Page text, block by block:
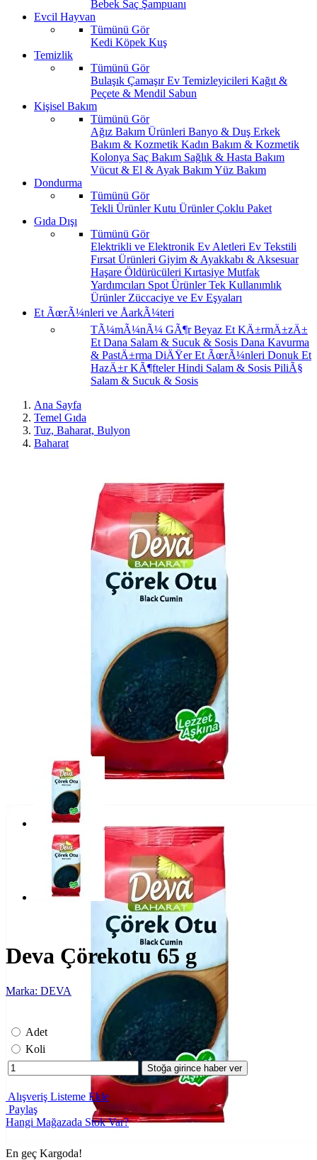
Bebek Saç Şampuanı
Evcil Hayvan
Tümünü Gör
Kedi Köpek Kuş
Temizlik
Tümünü Gör
Bulaşık ÇamaşırEv Temizleyicileri Kağıt &
Peçete & Mendil Sabun
Kişisel Bakım
Tümünü Gör
Ağız Bakım Ürünleri Banyo & Duş Erkek
Bakım & Kozmetik Kadın Bakım & Kozmetik
Kolonya Saç Bakım Sağlık & Hasta Bakım
Vücut & El & Ayak BakımYüz Bakım
Dondurma
Tümünü Gör
Tekli ÜrünlerKutu ÜrünlerÇoklu Paket
Gıda Dışı
Tümünü Gör
Elektrikli ve Elektronik Ev Aletleri Ev Tekstili
Fırsat Ürünleri Giyim & Ayakkabı & Aksesuar
Haşare Öldürücüleri Kırtasiye Mutfak
Yardımcıları Spot ÜrünlerTek Kullanımlık
Ürünler Züccaciye ve Ev Eşyaları
Et ÃœrÃ¼nleri ve ÅarkÃ¼teri
TÃ¼mÃ¼nÃ¼ GÃ¶rBeyaz Et KÄ±rmÄ±zÄ±
Et Dana Salam & Sucuk & Sosis Dana Kavurma
& PastÄ±rma DiÄŸer Et ÃœrÃ¼nleri Donuk Et
HazÄ±r KÃ¶ftelerHindi Salam & Sosis PiliÃ§
Salam & Sucuk & Sosis
Ana Sayfa
Temel Gıda
Tuz, Baharat, Bulyon
Baharat
Deva Çörekotu 65 g
Marka: DEVA
Adet
Koli
Stoğa girince haber ver
Alışveriş Listeme Ekle
Paylaş
Hangi Mağazada Stok Var?
En geç Kargoda!